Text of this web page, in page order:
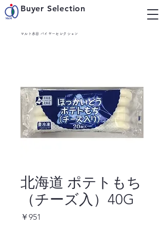
Buyer Selection
マルト水谷 バイヤーセレクション
北海道 ポテトもち
（チーズ入）40G
￥951